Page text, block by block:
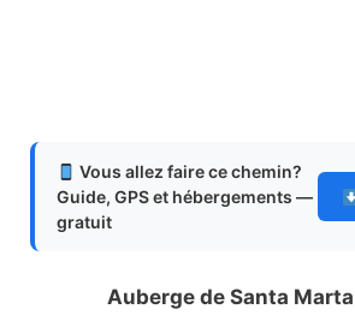
Vous allez faire ce chemin?
Guide, GPS et hébergements —
gratuit
Auberge de Santa